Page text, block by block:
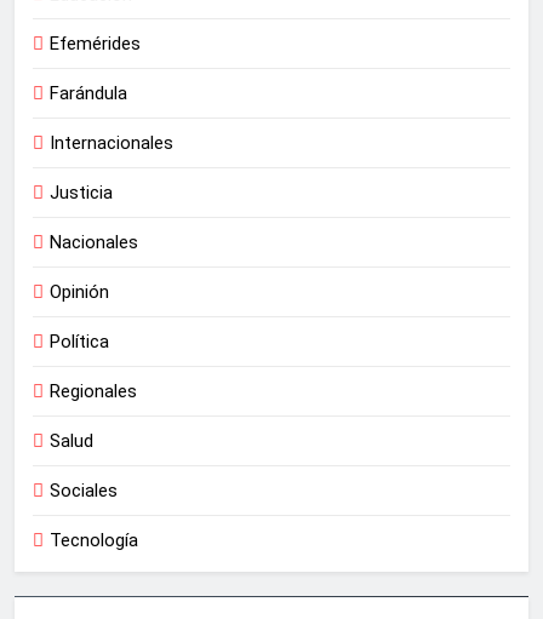
Efemérides
Farándula
Internacionales
Justicia
Nacionales
Opinión
Política
Regionales
Salud
Sociales
Tecnología